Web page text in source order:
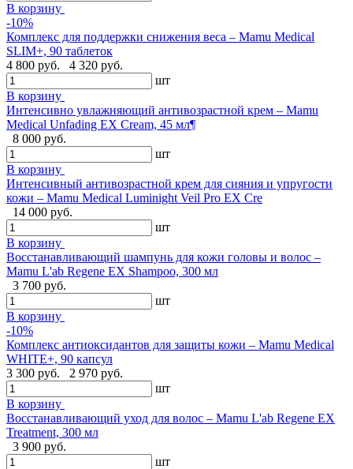
В корзину
-10%
Комплекс для поддержки снижения веса – Mamu Medical
SLIM+, 90 таблеток
4 800 руб.
4 320 руб.
шт
В корзину
Интенсивно увлажняющий антивозрастной крем – Mamu
Medical Unfading EX Cream, 45 мл¶
8 000 руб.
шт
В корзину
Интенсивный антивозрастной крем для сияния и упругости
кожи – Mamu Medical Luminight Veil Pro EX Cre
14 000 руб.
шт
В корзину
Восстанавливающий шампунь для кожи головы и волос –
Mamu L'ab Regene EX Shampoo, 300 мл
3 700 руб.
шт
В корзину
-10%
Комплекс антиоксидантов для защиты кожи – Mamu Medical
WHITE+, 90 капсул
3 300 руб.
2 970 руб.
шт
В корзину
Восстанавливающий уход для волос – Mamu L'ab Regene EX
Treatment, 300 мл
3 900 руб.
шт